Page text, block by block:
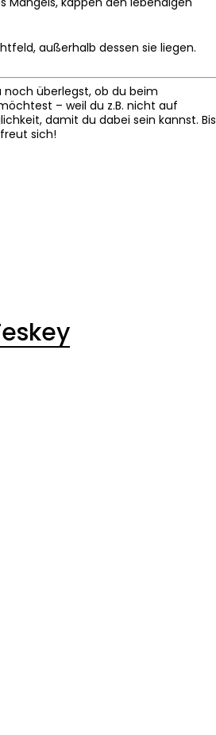
außerhalb dessen sie liegen.
noch überlegst, ob du beim
– weil du z.B. nicht auf
damit du dabei sein kannst. Bis
sich!